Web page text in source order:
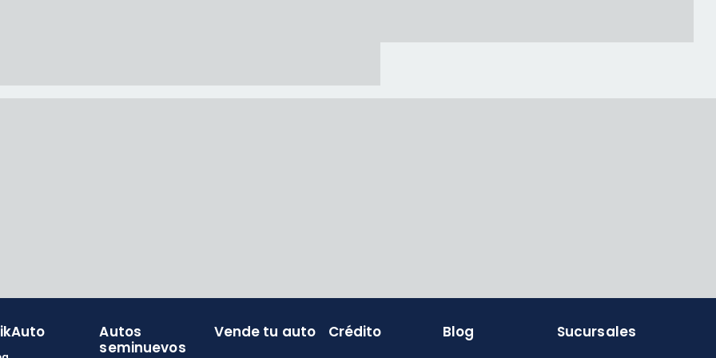
Autos
seminuevos
Vende tu auto Crédito Blog Sucursales